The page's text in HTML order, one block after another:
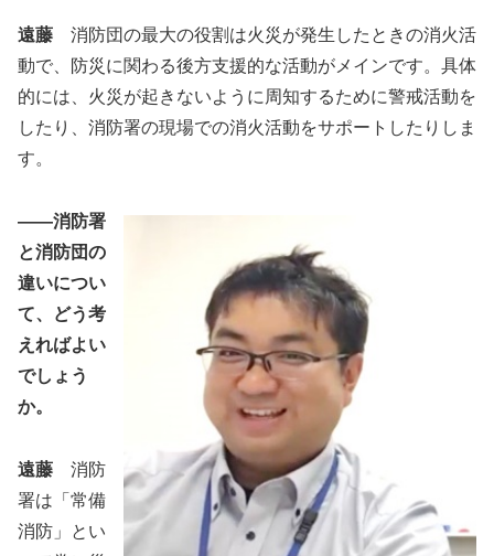
遠藤 消防団の最大の役割は火災が発生したときの消火活
動で、防災に関わる後方支援的な活動がメインです。具体
的には、火災が起きないように周知するために警戒活動を
したり、消防署の現場での消火活動をサポートしたりしま
す。
――消防署
と消防団の
違いについ
て、どう考
えればよい
でしょう
か。
遠藤 消防
署は「常備
消防」とい